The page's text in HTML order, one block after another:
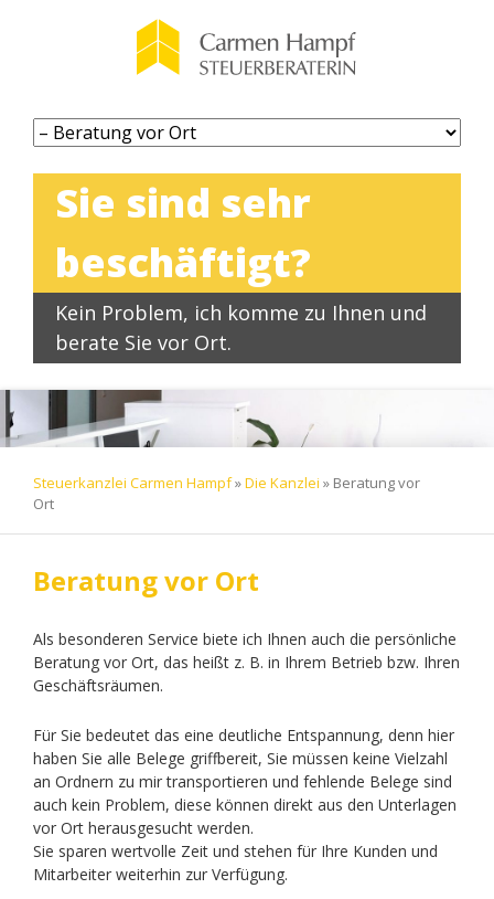
Navigation
überspringen
Sie sind sehr
beschäftigt?
Kein Problem, ich komme zu Ihnen und
berate Sie vor Ort.
Steuerkanzlei Carmen Hampf»Die Kanzlei » Beratung vor
Ort
Beratung vor Ort
Als besonderen Service biete ich Ihnen auch die persönliche
Beratung vor Ort, das heißt z. B. in Ihrem Betrieb bzw. Ihren
Geschäftsräumen.
Für Sie bedeutet das eine deutliche Entspannung, denn hier
haben Sie alle Belege griffbereit, Sie müssen keine Vielzahl
an Ordnern zu mir transportieren und fehlende Belege sind
auch kein Problem, diese können direkt aus den Unterlagen
vor Ort herausgesucht werden.
Sie sparen wertvolle Zeit und stehen für Ihre Kunden und
Mitarbeiter weiterhin zur Verfügung.